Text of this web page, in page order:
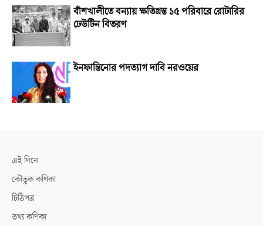
বাঁশখালীতে বন্যায় ক্ষতিগ্রস্ত ১৫ পরিবারে রোটারির
ঢেউটিন বিতরণ
ইনফান্তিনোর পদত্যাগ দাবি নরওয়ের
এই দিনে
কৌতুক কণিকা
চিঠিপত্র
তথ্য কণিকা